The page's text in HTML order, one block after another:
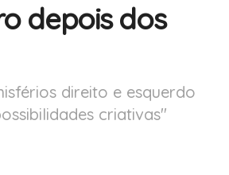
depois dos
direito e esquerdo
criativas"